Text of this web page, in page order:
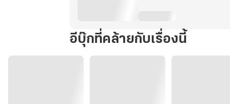
อีบุ๊กที่คล้ายกับเรื่องนี้